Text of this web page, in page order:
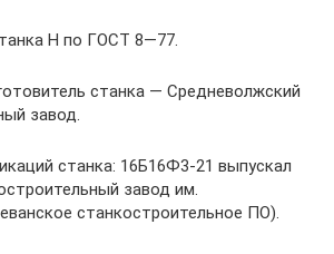
Н по ГОСТ 8—77.
станка — Средневолжский
завод.
станка: 16Б16Ф3-21 выпускал
завод им.
станкостроительное ПО).